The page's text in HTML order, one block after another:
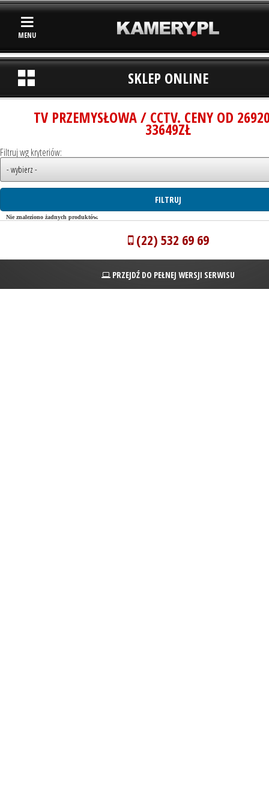
MENU
SKLEP ONLINE
TV PRZEMYSŁOWA / CCTV. CENY OD
33649ZŁ
Filtruj wg kryteriów:
Nie znaleziono żadnych produktów.
(22) 532 69 69
PRZEJDŹ DO PEŁNEJ WERSJI SERWISU